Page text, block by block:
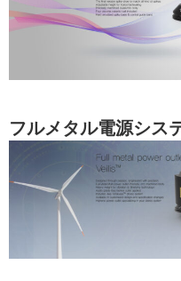
フルメタル電源シス